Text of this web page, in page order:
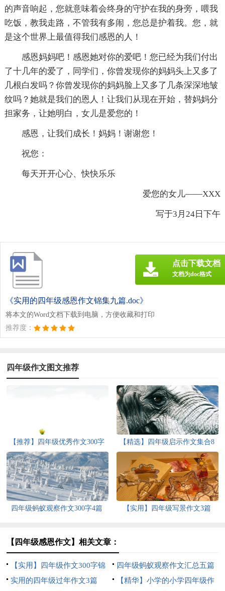
的声音响起，您就意味着会终身的守护在我的身旁，喂我
吃饭，教我走路，不管我有多闹，您总是护着我。您，就
是这个世界上最值得我们感恩的人！
感恩妈妈吧！感恩她对你的爱吧！您已经为我们付出
了十几年的爱了，同学们，你曾发现你的妈妈头上又多了
几根白发吗？你曾发现你的妈妈脸上又多了几条深深地皱
纹吗？她就是我们的恩人！让我们从现在开始，替妈妈分
担家务，让她明白，女儿是爱您的！
感恩，让我们成长！妈妈！谢谢您！
祝您：
每天开开心心、快快乐乐
爱您的女儿——XXX
写于3月24日下午
《实用的四年级感恩作文锦集九篇.doc》
将本文的Word文档下载到电脑，方便收藏和打印
推荐度：
点击下载文档
文档为doc格式
四年级作文图文推荐
【推荐】四年级优秀作文300字
汇编9篇
【精选】四年级启示作文集合8
篇
四年级蚂蚁观察作文300字4篇 【实用】四年级写景作文3篇
【四年级感恩作文】相关文章：
【实用】四年级作文300字锦
集5篇
四年级蚂蚁观察作文汇总五篇
实用的四年级过年作文3篇
【精华】小学的小学四年级作